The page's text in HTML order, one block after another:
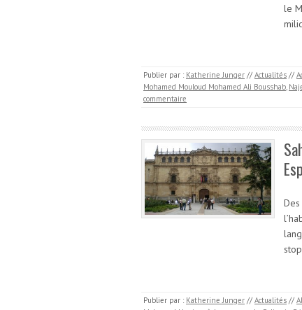
le
Publier par : Katherine Junger // Actualités //
Mohamed Mouloud Mohamed Ali Bousshab,
commentaire
Publier par : Katherine Junger // Actualités //